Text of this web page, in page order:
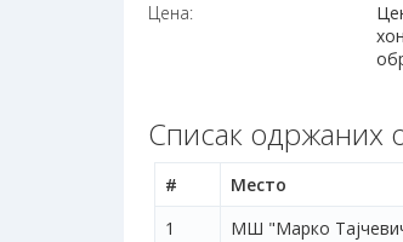
Цена:
Списак одржаних
# Место
1 МШ "Марко